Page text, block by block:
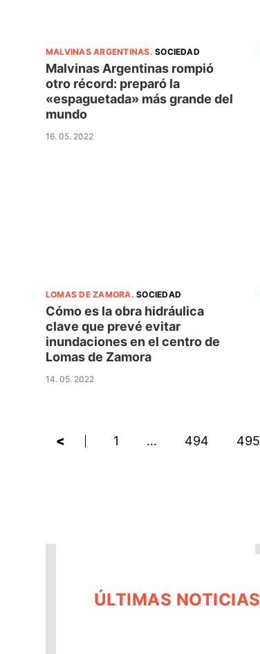
MALVINAS ARGENTINAS.SOCIEDAD
Malvinas Argentinas rompió
otro récord: preparó la
«espaguetada» más grande del
mundo
16. 05. 2022
LOMAS DE ZAMORA.SOCIEDAD
Cómo es la obra hidráulica
clave que prevé evitar
inundaciones en el centro de
Lomas de Zamora
14. 05. 2022
< 1 … 494 495
ÚLTIMAS NOTICIAS